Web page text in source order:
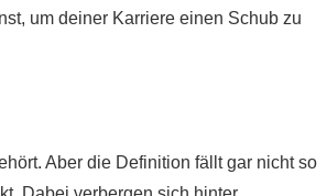
um deiner Karriere einen Schub zu
Aber die Definition fällt gar nicht so